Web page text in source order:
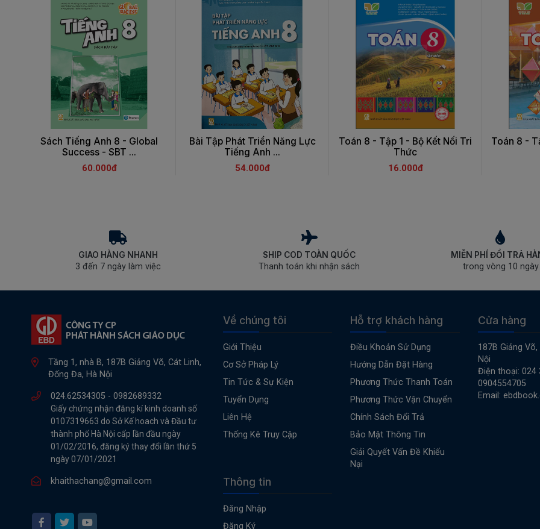
Sách Tiếng Anh 8 - Global
Success - SBT ...
60.000đ
Bài Tập Phát Triển Năng Lực
Tiếng Anh ...
54.000đ
Toán 8 - Tập 1 - Bộ Kết Nối Tri
Thức
16.000đ
Toán 8 -
GIAO HÀNG NHANH
3 đến 7 ngày làm việc
SHIP COD TOÀN QUỐC
Thanh toán khi nhận sách
MIỄN PHÍ ĐỔI TRẢ
trong vòng 10 ngày
Tầng 1, nhà B, 187B Giảng Võ, Cát Linh,
Đống Đa, Hà Nội
024.62534305 - 0982689332
Giấy chứng nhận đăng kí kinh doanh số
0107319663 do Sở Kế hoach và Đầu tư
thành phố Hà Nội cấp lần đầu ngày
01/02/2016, đăng ký thay đổi lần thứ 5
ngày 07/01/2021
khaithachang@gmail.com
Về chúng tôi
Giới Thiệu
Cơ Sở Pháp Lý
Tin Tức & Sự Kiện
Tuyển Dụng
Liên Hệ
Thống Kê Truy Cập
Hỗ trợ khách hàng
Điều Khoản Sử Dụng
Hướng Dẫn Đặt Hàng
Phương Thức Thanh Toán
Phương Thức Vận Chuyển
Chính Sách Đổi Trả
Bảo Mật Thông Tin
Giải Quyết Vấn Đề Khiếu
Nại
Thông tin
Đăng Nhập
Đăng Ký
Cửa hàng
187B Giảng
Nội
Điện thoại: 024
0904554705
Email: